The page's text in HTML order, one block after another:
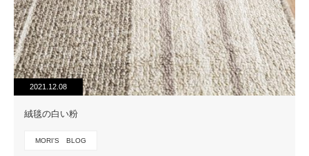
2021.12.08
絨毯の白い粉
MORI'S BLOG